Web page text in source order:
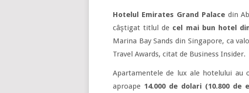
Hotelul Emirates Grand Palacedin
câştigat titlul de cel mai bun hotel
Marina Bay Sands din Singapore, ca
Travel Awards, citat de Business Insider.
Apartamentele de lux ale hotelului au
aproape 14.000 de dolari (10.800 de